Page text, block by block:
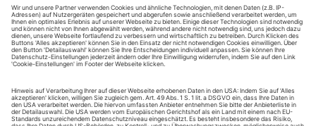
Tenor oder Bariton, das ist hier die Frage. Und als solche
nicht ganz so leicht zu beantworten, wie es sich mancher
Purist mit ausgeprägter Neigung zu hohen Stimmen vielleicht
wünschte. Denn wo in anderen Fällen der Wille des
MassenetsDrame lyrique«Werther» die Faktenlage etwas
uneindeutig. Zwar...